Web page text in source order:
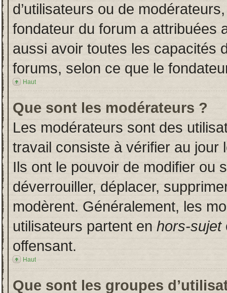
d’utilisateurs ou de
fondateur du forum a attribuées
aussi avoir toutes les capacités
forums, selon ce que le
Haut
Que sont les modérateurs ?
Les modérateurs sont des
travail consiste à vérifier au jour
Ils ont le pouvoir de modifier ou
déverrouiller, déplacer,
modèrent. Généralement, les
utilisateurs partent en hors-sujet
offensant.
Haut
Que sont les groupes